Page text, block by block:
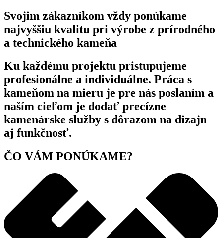
Svojim zákazníkom vždy ponúkame
najvyššiu kvalitu pri výrobe z prírodného
a technického kameňa
Ku každému projektu pristupujeme
profesionálne a individuálne. Práca s
kameňom na mieru je pre nás poslaním a
naším cieľom je dodať precízne
kamenárske služby s dôrazom na dizajn
aj funkčnosť.
ČO VÁM PONÚKAME?